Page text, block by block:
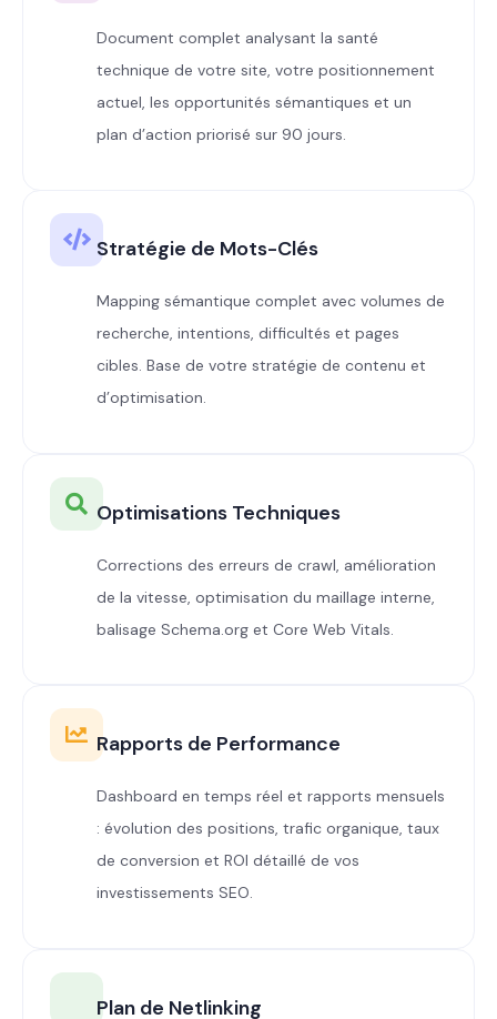
Document complet analysant la santé
technique de votre site, votre positionnement
actuel, les opportunités sémantiques et un
plan d’action priorisé sur 90 jours.
Stratégie de Mots-Clés
Mapping sémantique complet avec volumes de
recherche, intentions, difficultés et pages
cibles. Base de votre stratégie de contenu et
d’optimisation.
Optimisations Techniques
Corrections des erreurs de crawl, amélioration
de la vitesse, optimisation du maillage interne,
balisage Schema.org et Core Web Vitals.
Rapports de Performance
Dashboard en temps réel et rapports mensuels
: évolution des positions, trafic organique, taux
de conversion et ROI détaillé de vos
investissements SEO.
Plan de Netlinking